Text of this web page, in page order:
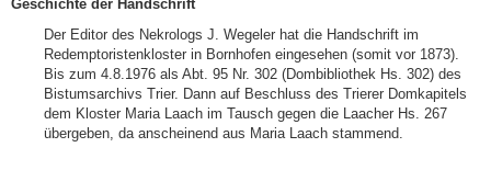
Geschichte der Handschrift
Der Editor des Nekrologs J. Wegeler hat die Handschrift im
Redemptoristenkloster in Bornhofen eingesehen (somit vor 1873).
Bis zum 4.8.1976 als Abt. 95 Nr. 302 (Dombibliothek Hs. 302) des
Bistumsarchivs Trier. Dann auf Beschluss des Trierer Domkapitels
dem Kloster Maria Laach im Tausch gegen die Laacher Hs. 267
übergeben, da anscheinend aus Maria Laach stammend.